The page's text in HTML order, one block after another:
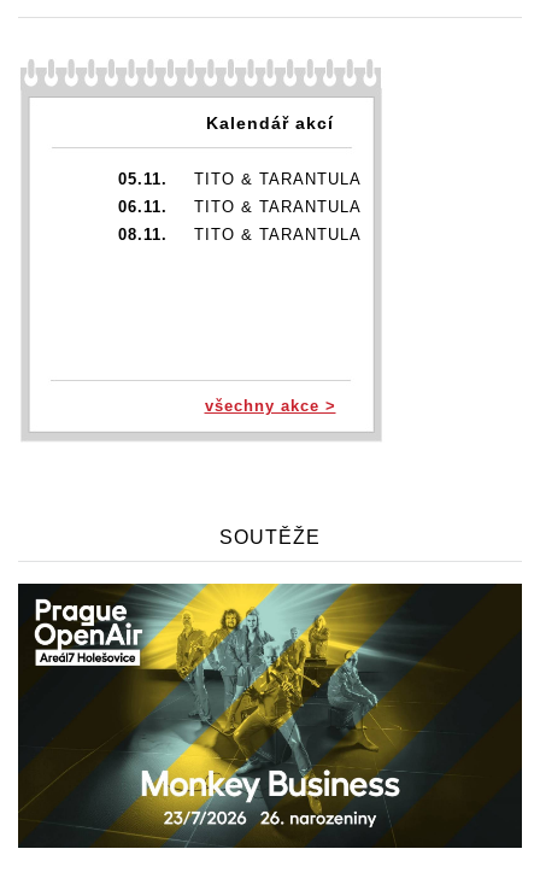
Kalendář akcí
05.11.
TITO & TARANTULA
06.11.
TITO & TARANTULA
08.11.
TITO & TARANTULA
všechny akce >
SOUTĚŽE